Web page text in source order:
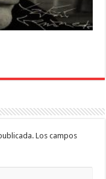
Los campos